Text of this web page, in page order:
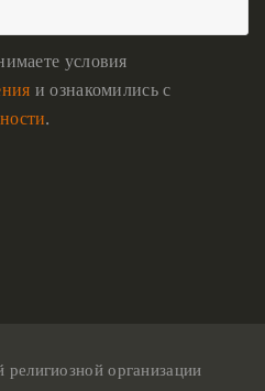
условия
и ознакомились с
.
организации